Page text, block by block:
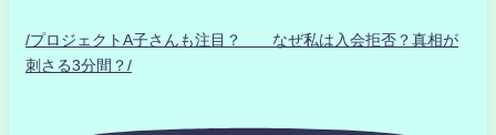
/プロジェクトA子さんも注目？ なぜ私は入会拒否？真相が
刺さる3分間？/